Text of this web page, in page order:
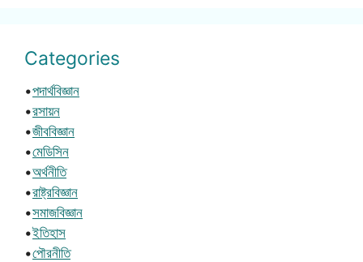
Categories
•পদার্থবিজ্ঞান
•রসায়ন
•জীববিজ্ঞান
•মেডিসিন
•অর্থনীতি
•রাষ্ট্রবিজ্ঞান
•সমাজবিজ্ঞান
•ইতিহাস
•পৌরনীতি